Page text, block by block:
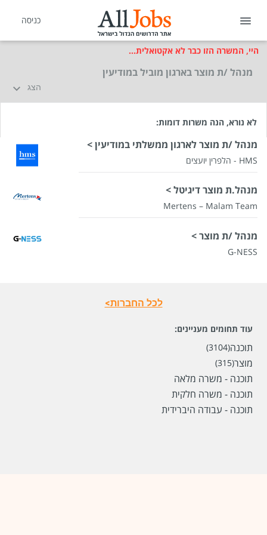
כניסה
היי, המשרה הזו כבר לא אקטואלית...
מנהל /ת מוצר בארגון מוביל במודיעין
הצג
שכר
המעסיק לא סיפר לנו
סוג משרה משרה מלאה,
מיקום
תל אביב יפו,
לא נורא, הנה משרות דומות:
מנהל /ת מוצר לארגון ממשלתי במודיעין >
HMS - הלפרין יועצים
מנהל.ת מוצר דיגיטל >
Mertens – Malam Team
מנהל /ת מוצר >
G-NESS
לכל החברות>
עוד תחומים מעניינים:
תוכנה(3104)
מוצר(315)
תוכנה - משרה מלאה
תוכנה - משרה חלקית
תוכנה - עבודה היברידית